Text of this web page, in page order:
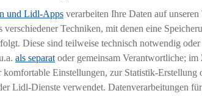
in dessen Abwesenheit
sicher, sorgt für eine gepflegte Filiale
und Lidl-Apps verarbeiten Ihre Daten auf
verschiedener Techniken, mit denen eine
Diese sind teilweise technisch notwendig
als separat oder gemeinsam Verantwortliche; im
komfortable Einstellungen, zur Statistik-Erstellung
Lidl-Dienste verwendet. Datenverarbeitungen